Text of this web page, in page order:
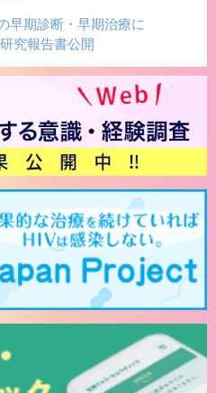
早期診断・早期治療に
究報告書公開